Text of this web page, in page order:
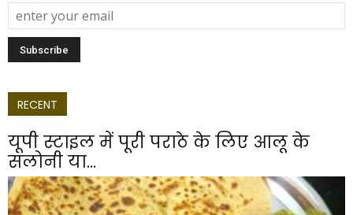
RECENT
यूपी स्टाइल में पूरी पराठे के लिए आलू के
सलोनी या...